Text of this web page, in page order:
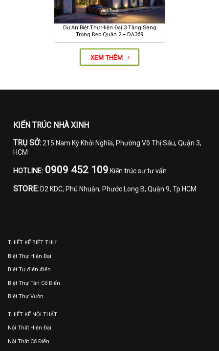
Dự Án Biệt Thự Hiện Đại 3 Tầng Sang
Trọng Đẹp Quận 2 – DA369
XEM THÊM
KIẾN TRÚC NHÀ XINH
TRỤ SỞ:215 Nam Kỳ Khởi Nghĩa, Phường Võ Thị Sáu, Quận 3,
HCM
HOTLINE: 0909 452 109 Kiến trúc sư tư vấn
STORE:D2 KDC, Phú Nhuận, Phước Long B, Quận 9, Tp.HCM
THIẾT KẾ BIỆT THỰ
Biệt Thự Hiện Đại
Biệt Tự điển điển
Biệt Thự Tân Cổ Điển
Biệt Thự Vườn
THIẾT KẾ NỘI THẤT
Nội Thất Hiện Đại
Nội Thất Cổ Điển